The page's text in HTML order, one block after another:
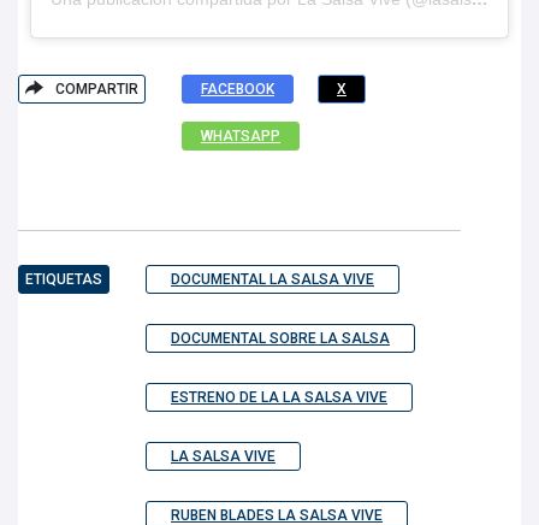
COMPARTIR FACEBOOK X
WHATSAPP
ETIQUETAS DOCUMENTAL LA SALSA VIVE
DOCUMENTAL SOBRE LA SALSA
ESTRENO DE LA LA SALSA VIVE
LA SALSA VIVE
RUBEN BLADES LA SALSA VIVE